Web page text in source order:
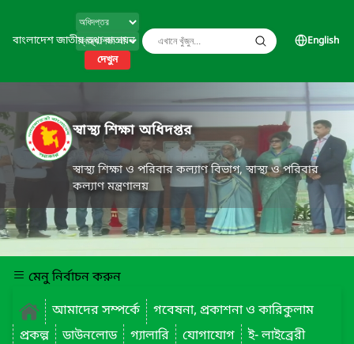
বাংলাদেশ জাতীয় তথ্য বাতায়ন
দেখুন
English
স্বাস্থ্য শিক্ষা অধিদপ্তর
স্বাস্থ্য শিক্ষা ও পরিবার কল্যাণ বিভাগ, স্বাস্থ্য ও পরিবার
কল্যাণ মন্ত্রণালয়
মেনু নির্বাচন করুন
আমাদের সম্পর্কে
গবেষনা, প্রকাশনা ও কারিকুলাম
প্রকল্প
ডাউনলোড গ্যালারি যোগাযোগ
ই- লাইব্রেরী